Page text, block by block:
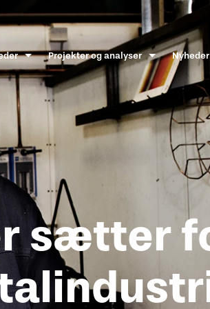
Projekter og analyser Nyheder
sætter